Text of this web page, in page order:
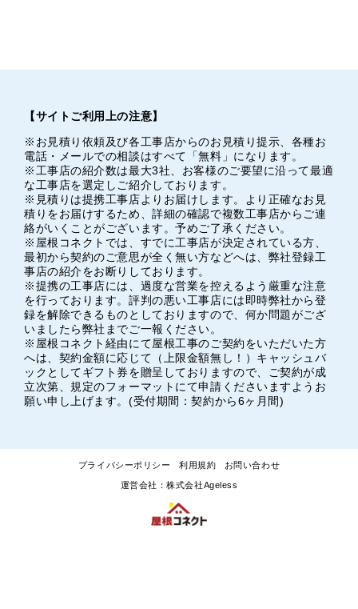
【サイトご利用上の注意】
※お見積り依頼及び各工事店からのお見積り提示、各種お
電話・メールでの相談はすべて「無料」になります。
※工事店の紹介数は最大3社、お客様のご要望に沿って最適
な工事店を選定しご紹介しております。
※見積りは提携工事店よりお届けします。より正確なお見
積りをお届けするため、詳細の確認で複数工事店からご連
絡がいくことがございます。予めご了承ください。
※屋根コネクトでは、すでに工事店が決定されている方、
最初から契約のご意思が全く無い方などへは、弊社登録工
事店の紹介をお断りしております。
※提携の工事店には、過度な営業を控えるよう厳重な注意
を行っております。評判の悪い工事店には即時弊社から登
録を解除できるものとしておりますので、何か問題がござ
いましたら弊社までご一報ください。
※屋根コネクト経由にて屋根工事のご契約をいただいた方
へは、契約金額に応じて（上限金額無し！）キャッシュバ
ックとしてギフト券を贈呈しておりますので、ご契約が成
立次第、規定のフォーマットにて申請くださいますようお
願い申し上げます。(受付期間：契約から6ヶ月間)
プライバシーポリシー 利用規約 お問い合わせ
運営会社：株式会社Ageless